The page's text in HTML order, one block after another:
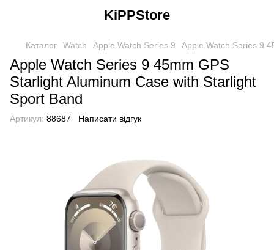
KiPPStore
Каталог Watch Apple Watch Series 9 Apple Watch Series 9
Apple Watch Series 9 45mm GPS
Starlight Aluminum Case with Starlight
Sport Band
Артикул: 88687 Написати відгук